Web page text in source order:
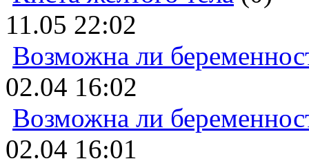
11.05 22:02
Возможна ли
02.04 16:02
Возможна ли
02.04 16:01